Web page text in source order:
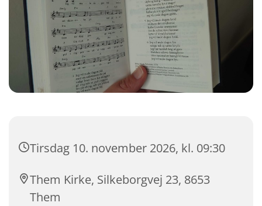
Tirsdag 10. november 2026, kl. 09:30
Them Kirke, Silkeborgvej 23, 8653
Them